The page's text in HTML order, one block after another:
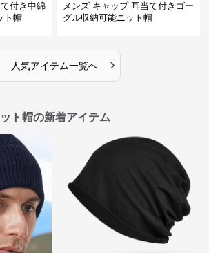
付き中綿
ト帽
メンズ キャップ 耳当て付きゴー
グル収納可能ニット帽
人気アイテム一覧へ ›
ト帽の新着アイテム